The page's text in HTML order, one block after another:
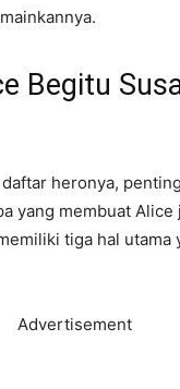
Begitu
heronya,
yang membuat
tiga hal utama
Advertisement